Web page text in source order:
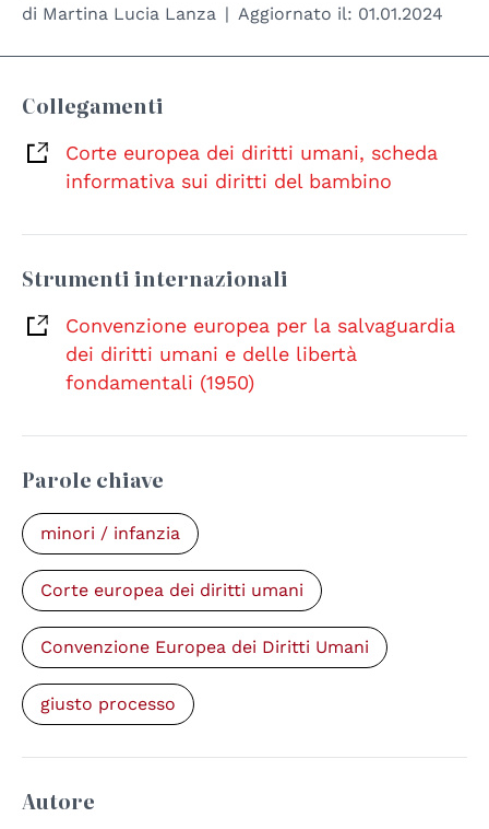
di Martina Lucia Lanza Aggiornato il: 01.01.2024
Collegamenti
Corte europea dei diritti umani, scheda
informativa sui diritti del bambino
Strumenti internazionali
Convenzione europea per la salvaguardia
dei diritti umani e delle libertà
fondamentali (1950)
Parole chiave
minori / infanzia
Corte europea dei diritti umani
Convenzione Europea dei Diritti Umani
giusto processo
Autore